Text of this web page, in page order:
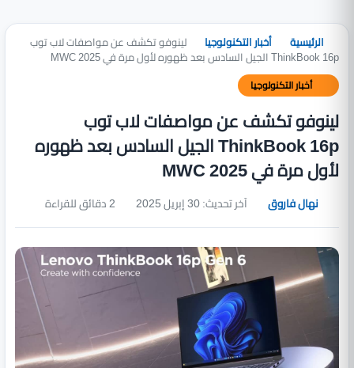
الرئيسية أخبار التكنولوجيا لينوفو تكشف عن مواصفات لاب توب
ThinkBook 16p الجيل السادس بعد ظهوره لأول مرة في MWC 2025
أخبار التكنولوجيا
لينوفو تكشف عن مواصفات لاب توب
ThinkBook 16p الجيل السادس بعد ظهوره
لأول مرة في MWC 2025
نهال فاروق آخر تحديث: 30 إبريل 2025